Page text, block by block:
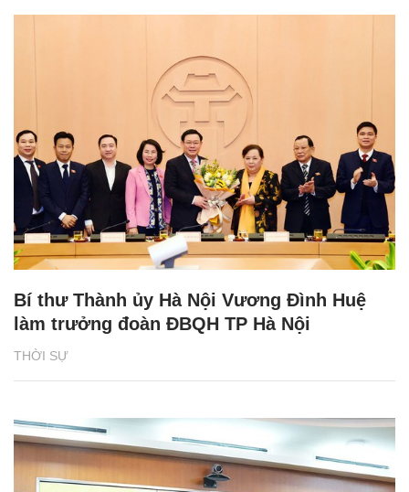
THỜI SỰ
Bí thư Thành ủy Hà Nội Vương Đình Huệ
làm trưởng đoàn ĐBQH TP Hà Nội